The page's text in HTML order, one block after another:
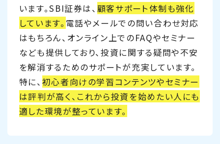
います。SBI証券は、 顧客サポート体制も強化
しています。 電話やメールでの問い合わせ対応
はもちろん、オンライン上でのFAQやセミナー
なども提供しており、投資に関する疑問や不安
を解消するためのサポートが充実しています。
特に、 初心者向けの学習コンテンツやセミナー
は評判が高く、これから投資を始めたい人にも
適した環境が整っています。